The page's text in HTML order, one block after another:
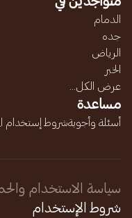
الدمام
جده
الرياض
الخبر
عرض الكل...
مساعدة
أسئلة وأجوبةشروط إستخدام
سياسة الاستخدام
شروط الإستخدام